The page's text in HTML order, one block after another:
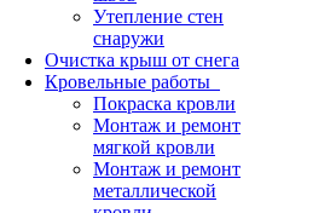
Утепление стен
снаружи
Очистка крыш от снега
Кровельные работы
Покраска кровли
Монтаж и ремонт
мягкой кровли
Монтаж и ремонт
металлической